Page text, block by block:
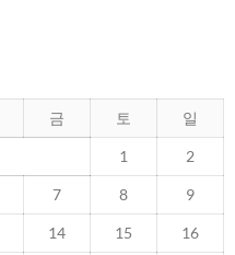
금 토 일
1 2
7 8 9
14 15 16